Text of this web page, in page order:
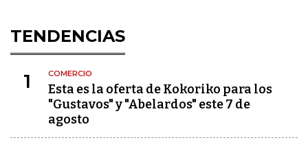
TENDENCIAS
1 COMERCIO
Esta es la oferta de Kokoriko para los
"Gustavos" y "Abelardos" este 7 de
agosto